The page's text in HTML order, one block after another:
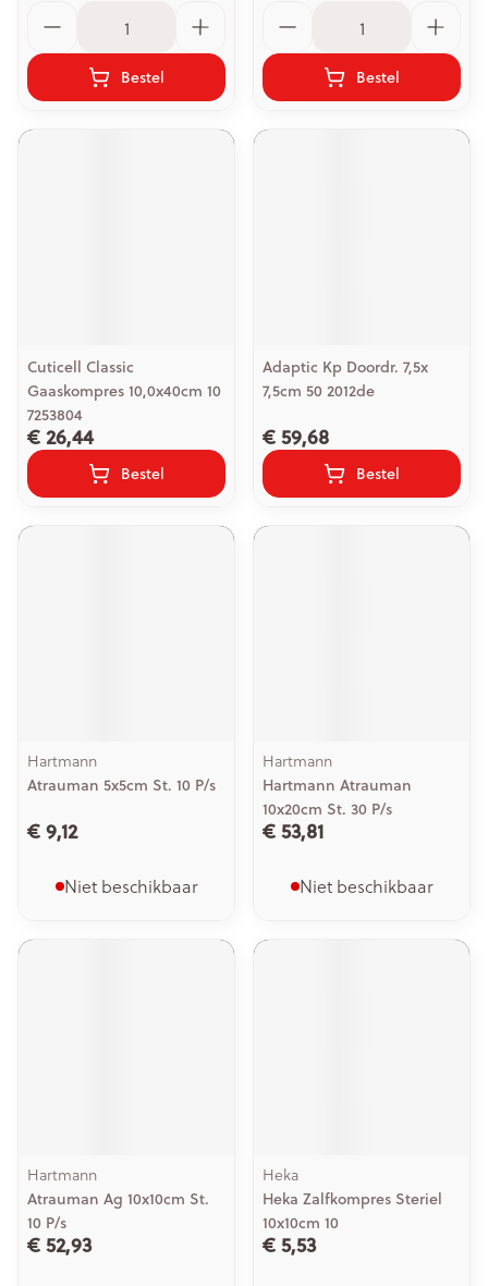
Bestel Bestel
Cuticell Classic
Gaaskompres 10,0x40cm 10
7253804
€ 26,44
Bestel
Adaptic Kp Doordr. 7,5x
7,5cm 50 2012de
€ 59,68
Bestel
Hartmann
Atrauman 5x5cm St. 10 P/s
€ 9,12
Niet beschikbaar
Hartmann
Hartmann Atrauman
10x20cm St. 30 P/s
€ 53,81
Niet beschikbaar
Hartmann
Atrauman Ag 10x10cm St.
10 P/s
€ 52,93
Heka
Heka Zalfkompres Steriel
10x10cm 10
€ 5,53